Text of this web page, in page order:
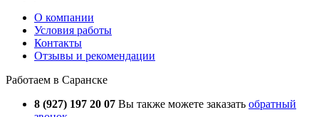
О компании
Условия работы
Контакты
Отзывы и рекомендации
Работаем в Саранске
8 (927) 197 20 07 Вы также можете заказать обратный